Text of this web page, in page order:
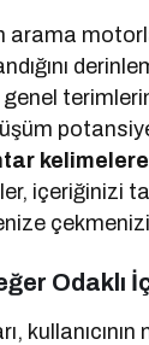
arama
kelimelere
içeriğinizi
Odaklı
kullanıcının